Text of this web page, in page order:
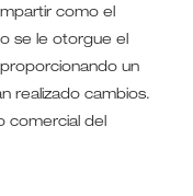
como el
se le otorgue el
un
realizado cambios.
comercial del